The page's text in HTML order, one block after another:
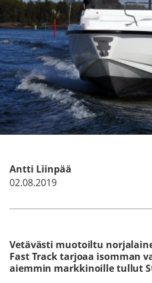
Antti Liinpää
02.08.2019
Vetävästi muotoiltu
Fast Track tarjoaa isomman
aiemmin markkinoille tullut